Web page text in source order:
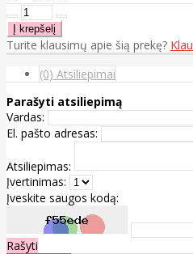
Turite klausimų apie šią prekę?
(0) Atsiliepimai
Parašyti atsiliepimą
Vardas:
El. pašto adresas:
Atsiliepimas:
Įvertinimas:
Įveskite saugos kodą:
Rašyti